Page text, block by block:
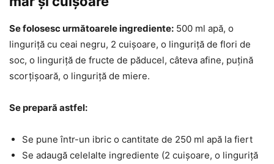
Se folosesc următoarele ingrediente: 500 ml apă, o
linguriță cu ceai negru, 2 cuișoare, o linguriță de flori de
soc, o linguriță de fructe de păducel, câteva afine, puțină
scorțișoară, o linguriță de miere.
Se prepară astfel:
Se pune într-un ibric o cantitate de 250 ml apă la fiert
Se adaugă celelalte ingrediente (2 cuișoare, o linguriță